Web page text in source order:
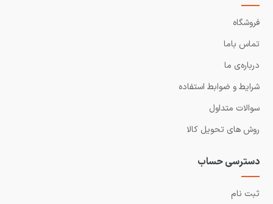
فروشگاه
تماس باما
درباره‌ی ما
شرایط و ضوابط استفاده
سوالات متداول
روش های تحویل کالا
دسترسی حساب
ثبت نام